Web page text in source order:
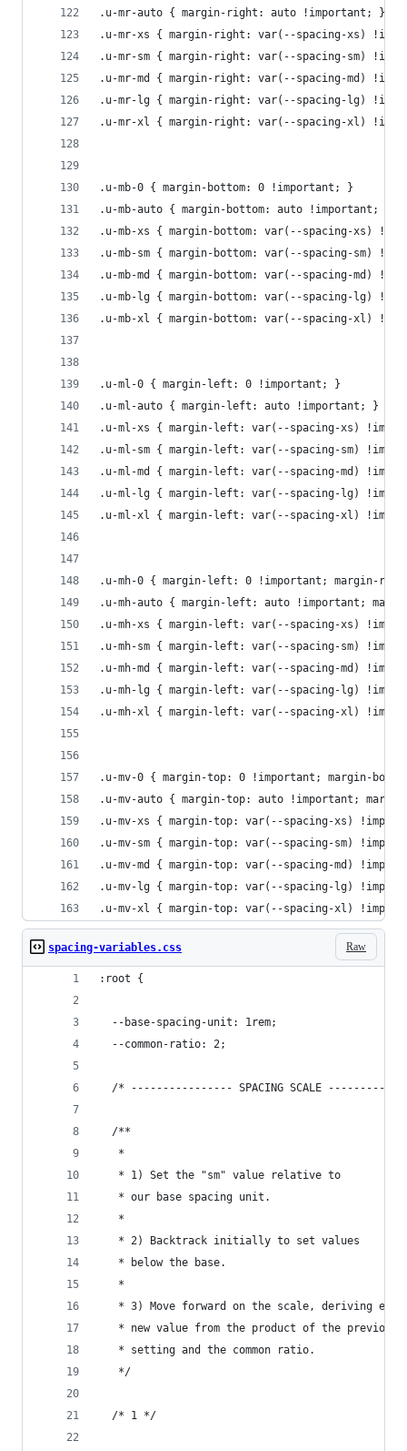
.u-mr-auto { margin-right: auto !important; }
.u-mr-xs { margin-right: var(--spacing-xs)
.u-mr-sm { margin-right: var(--spacing-sm)
.u-mr-md { margin-right: var(--spacing-md)
.u-mr-lg { margin-right: var(--spacing-lg)
.u-mr-xl { margin-right: var(--spacing-xl)
.u-mb-0 { margin-bottom: 0 !important; }
.u-mb-auto { margin-bottom: auto !important; }
.u-mb-xs { margin-bottom: var(--spacing-xs)
.u-mb-sm { margin-bottom: var(--spacing-sm)
.u-mb-md { margin-bottom: var(--spacing-md)
.u-mb-lg { margin-bottom: var(--spacing-lg)
.u-mb-xl { margin-bottom: var(--spacing-xl)
.u-ml-0 { margin-left: 0 !important; }
.u-ml-auto { margin-left: auto !important; }
.u-ml-xs { margin-left: var(--spacing-xs)
.u-ml-sm { margin-left: var(--spacing-sm)
.u-ml-md { margin-left: var(--spacing-md)
.u-ml-lg { margin-left: var(--spacing-lg)
.u-ml-xl { margin-left: var(--spacing-xl)
.u-mh-0 { margin-left: 0 !important; margin-
.u-mh-auto { margin-left: auto !important;
.u-mh-xs { margin-left: var(--spacing-xs)
.u-mh-sm { margin-left: var(--spacing-sm)
.u-mh-md { margin-left: var(--spacing-md)
.u-mh-lg { margin-left: var(--spacing-lg)
.u-mh-xl { margin-left: var(--spacing-xl)
.u-mv-0 { margin-top: 0 !important; margin-
.u-mv-auto { margin-top: auto !important;
.u-mv-xs { margin-top: var(--spacing-xs)
.u-mv-sm { margin-top: var(--spacing-sm)
.u-mv-md { margin-top: var(--spacing-md)
.u-mv-lg { margin-top: var(--spacing-lg)
.u-mv-xl { margin-top: var(--spacing-xl)
Raw
spacing-variables.css
:root {
  --base-spacing-unit: 1rem;
  --common-ratio: 2;
/* ---------------- SPACING SCALE
  /**
   *
   * 1) Set the "sm" value relative to
   * our base spacing unit.
   *
   * 2) Backtrack initially to set values
   * below the base.
   *
   * 3) Move forward on the scale, deriving each
   * new value from the product of the previous
   * setting and the common ratio.
   */
  /* 1 */